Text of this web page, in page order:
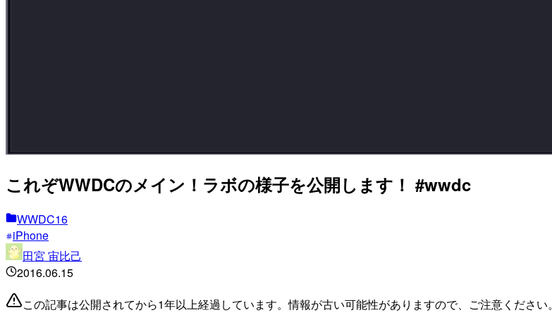
これぞWWDCのメイン！ラボの様子を公開します！ #wwdc
WWDC16
iPhone
田宮 宙比己
2016.06.15
この記事は公開されてから1年以上経過しています。情報が古い可能性がありますので、ご注意ください。